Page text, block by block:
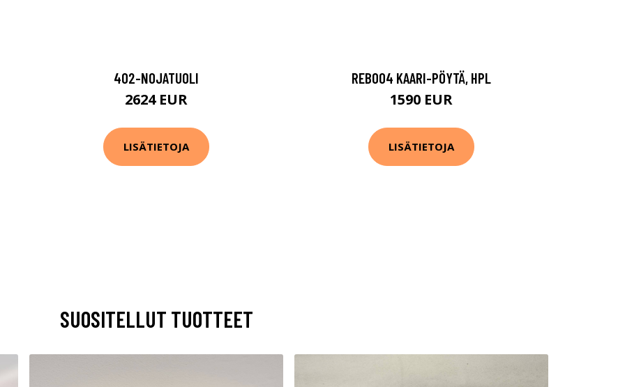
402-NOJATUOLI
2624 EUR
LISÄTIETOJA
REB004 KAARI-PÖYTÄ, HPL
1590 EUR
LISÄTIETOJA
SUOSITELLUT TUOTTEET